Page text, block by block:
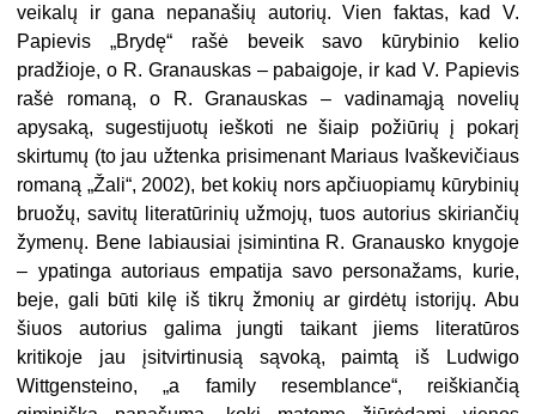
veikalų ir gana nepanašių autorių. Vien faktas, kad V.
Papievis „Brydę“ rašė beveik savo kūrybinio kelio
pradžioje, o R. Granauskas – pabaigoje, ir kad V. Papievis
rašė romaną, o R. Granauskas – vadinamąją novelių
apysaką, sugestijuotų ieškoti ne šiaip požiūrių į pokarį
skirtumų (to jau užtenka prisimenant Mariaus Ivaškevičiaus
romaną „Žali“, 2002), bet kokių nors apčiuopiamų kūrybinių
bruožų, savitų literatūrinių užmojų, tuos autorius skiriančių
žymenų. Bene labiausiai įsimintina R. Granausko knygoje
– ypatinga autoriaus empatija savo personažams, kurie,
beje, gali būti kilę iš tikrų žmonių ar girdėtų istorijų. Abu
šiuos autorius galima jungti taikant jiems literatūros
kritikoje jau įsitvirtinusią sąvoką, paimtą iš Ludwigo
Wittgensteino, „a family resemblance“, reiškiančią